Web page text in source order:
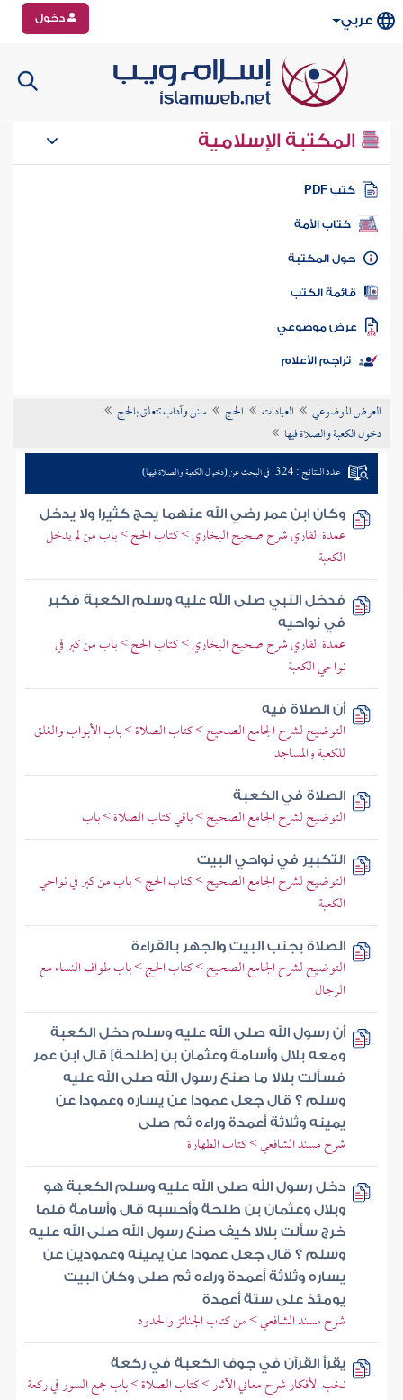
عربي دخول
المكتبة الإسلامية
كتب PDF
كتاب الأمة
المكتبة
الكتب
موضوعي
تراجم الأعلام
العرض الموضوعي العبادات الحج
سنن وآداب تتعلق بالحج
دخول الكعبة والصلاة فيها
عدد النتائج : 324 في البحث عن (دخول الكعبة والصلاة فيها)
وكان ابن عمر رضي الله عنهما يحج كثيرا ولا يدخل
عمدة القاري شرح صحيح البخاري > كتاب الحج > باب من لم يدخل
الكعبة
فدخل النبي صلى الله عليه وسلم الكعبة فكبر
في نواحيه
عمدة القاري شرح صحيح البخاري > كتاب الحج > باب من كبر في
نواحي الكعبة
أن الصلاة فيه
التوضيح لشرح الجامع الصحيح > كتاب الصلاة > باب الأبواب والغلق
للكعبة والمساجد
الصلاة في الكعبة
التوضيح لشرح الجامع الصحيح > باقي كتاب الصلاة > باب
التكبير في نواحي البيت
التوضيح لشرح الجامع الصحيح > كتاب الحج > باب من كبر في نواحي
الكعبة
الصلاة بجنب البيت والجهر بالقراءة
التوضيح لشرح الجامع الصحيح > كتاب الحج > باب طواف النساء مع
الرجال
أن رسول الله صلى الله عليه وسلم دخل الكعبة
ومعه بلال وأسامة وعثمان بن [طلحة] قال ابن عمر
فسألت بلالا ما صنع رسول الله صلى الله عليه
وسلم ؟ قال جعل عمودا عن يساره وعمودا عن
يمينه وثلاثة أعمدة وراءه ثم صلى
شرح مسند الشافعي > كتاب الطهارة
دخل رسول الله صلى الله عليه وسلم الكعبة هو
وبلال وعثمان بن طلحة وأحسبه قال وأسامة فلما
خرج سألت بلالا كيف صنع رسول الله صلى الله عليه
وسلم ؟ قال جعل عمودا عن يمينه وعمودين عن
يساره وثلاثة أعمدة وراءه ثم صلى وكان البيت
يومئذ على ستة أعمدة
شرح مسند الشافعي > من كتاب الجنائز والحدود
يقرأ القرآن في جوف الكعبة في ركعة
نخب الأفكار شرح معاني الآثار > كتاب الصلاة > باب جمع السور في ركعة